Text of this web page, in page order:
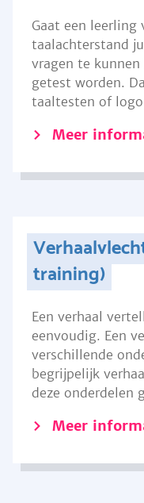
Gaat een leerling
taalachterstand
vragen te
getest worden.
taaltesten of
Meer
training)
Een verhaal
eenvoudig. Een
verschillende
begrijpelijk
deze onderdelen
Meer